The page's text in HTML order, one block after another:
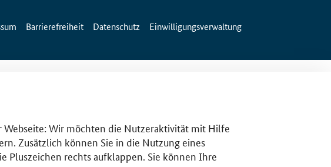
Barrierefreiheit Datenschutz Einwilligungsverwaltung
Wir möchten die Nutzeraktivität mit Hilfe
Zusätzlich können Sie in die Nutzung eines
Pluszeichen rechts aufklappen. Sie können Ihre